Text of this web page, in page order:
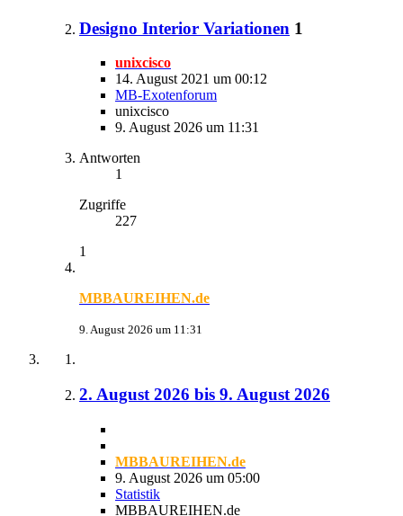
Designo Interior Variationen 1
unixcisco
14. August 2021 um 00:12
MB-Exotenforum
unixcisco
9. August 2026 um 11:31
Antworten
1
Zugriffe
227
1
MBBAUREIHEN.de
9. August 2026 um 11:31
2. August 2026 bis 9. August 2026
MBBAUREIHEN.de
9. August 2026 um 05:00
Statistik
MBBAUREIHEN.de